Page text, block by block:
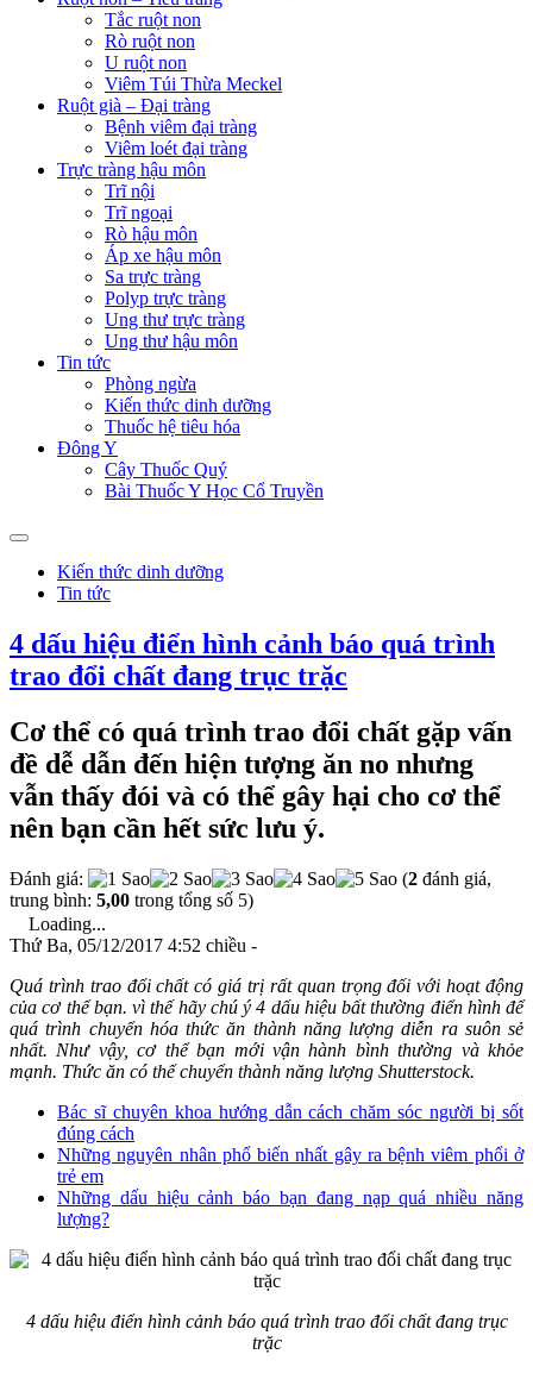
Tắc ruột non
Rò ruột non
U ruột non
Viêm Túi Thừa Meckel
Ruột già – Đại tràng
Bệnh viêm đại tràng
Viêm loét đại tràng
Trực tràng hậu môn
Trĩ nội
Trĩ ngoại
Rò hậu môn
Áp xe hậu môn
Sa trực tràng
Polyp trực tràng
Ung thư trực tràng
Ung thư hậu môn
Tin tức
Phòng ngừa
Kiến thức dinh dưỡng
Thuốc hệ tiêu hóa
Đông Y
Cây Thuốc Quý
Bài Thuốc Y Học Cổ Truyền
Kiến thức dinh dưỡng
Tin tức
4 dấu hiệu điển hình cảnh báo quá trình
trao đổi chất đang trục trặc
Cơ thể có quá trình trao đổi chất gặp vấn
đề dễ dẫn đến hiện tượng ăn no nhưng
vẫn thấy đói và có thể gây hại cho cơ thể
nên bạn cần hết sức lưu ý.
Đánh giá: (2 đánh giá,
trung bình: 5,00 trong tổng số 5)
Loading...
Thứ Ba, 05/12/2017 4:52 chiều -
Quá trình trao đổi chất có giá trị rất quan trọng đối với hoạt động
của cơ thể bạn. vì thế hãy chú ý 4 dấu hiệu bất thường điển hình để
quá trình chuyển hóa thức ăn thành năng lượng diễn ra suôn sẻ
nhất. Như vậy, cơ thể bạn mới vận hành bình thường và khỏe
mạnh. Thức ăn có thể chuyển thành năng lượng Shutterstock.
Bác sĩ chuyên khoa hướng dẫn cách chăm sóc người bị sốt
đúng cách
Những nguyên nhân phổ biến nhất gây ra bệnh viêm phổi ở
trẻ em
Những dấu hiệu cảnh báo bạn đang nạp quá nhiều năng
lượng?
4 dấu hiệu điển hình cảnh báo quá trình trao đổi chất đang trục
trặc